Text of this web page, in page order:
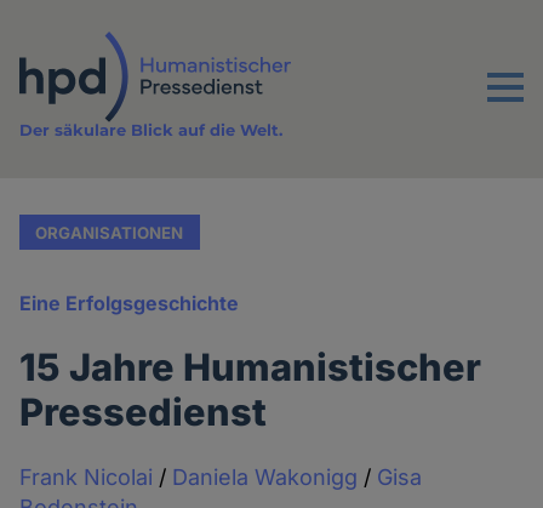
Inhalt
Menu
Der säkulare Blick auf die Welt.
ORGANISATIONEN
Eine Erfolgsgeschichte
15 Jahre Humanistischer
Pressedienst
Frank Nicolai / Daniela Wakonigg / Gisa